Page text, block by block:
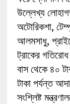
উল্লেখ্য
অটোরিকশা,
আলমসাধু,
ট্রাকের
বাস থেকে ৪০
টাকা পর্যন্ত
সংশ্লিষ্ট